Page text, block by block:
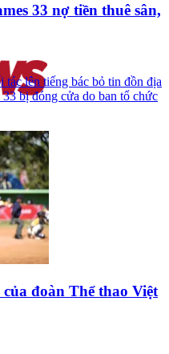
33 nợ tiền thuê sân,
lên tiếng bác bỏ tin đồn địa
bị đóng cửa do ban tổ chức
đoàn Thể thao Việt